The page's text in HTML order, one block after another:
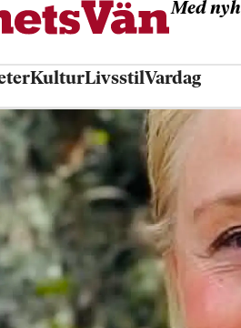
Med
KulturLivsstilVardag